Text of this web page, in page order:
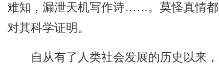
难知，漏泄天机写作诗……。莫怪真情
对其科学证明。
自从有了人类社会发展的历史以来